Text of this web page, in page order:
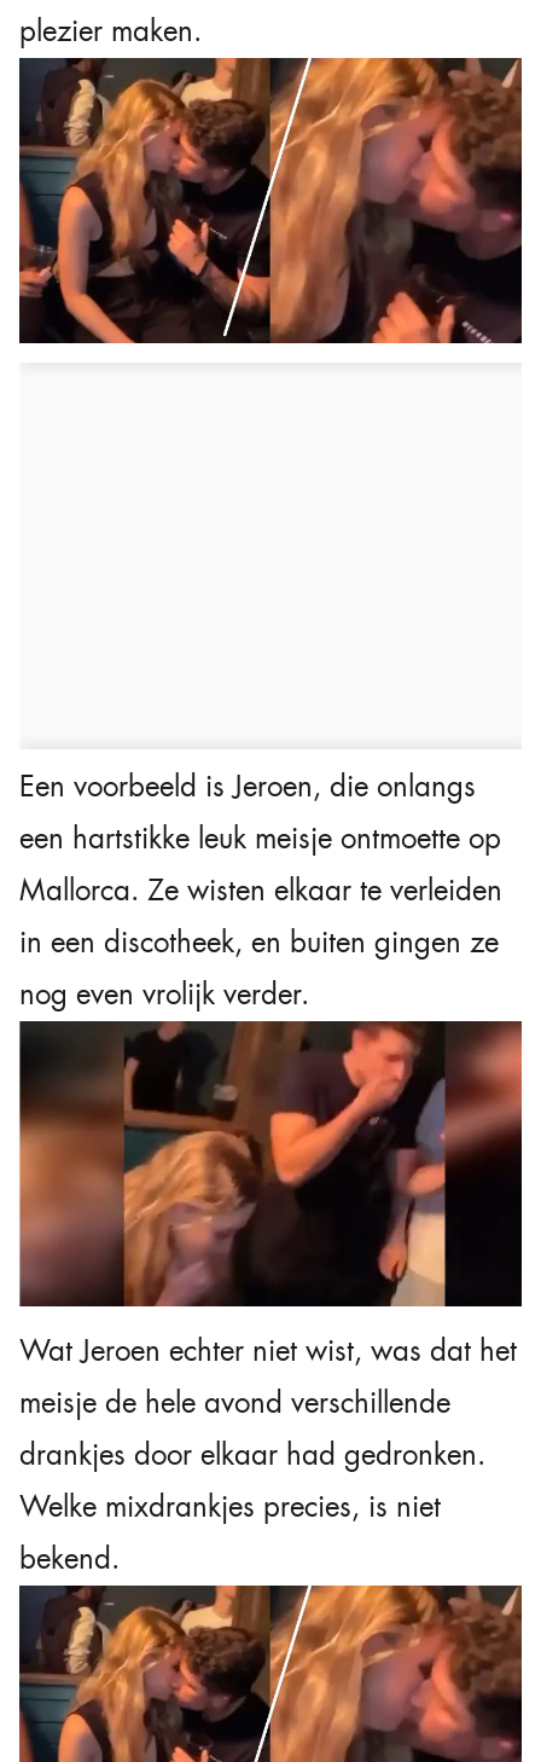
plezier maken.
Een voorbeeld is Jeroen, die onlangs
een hartstikke leuk meisje ontmoette op
Mallorca. Ze wisten elkaar te verleiden
in een discotheek, en buiten gingen ze
nog even vrolijk verder.
Wat Jeroen echter niet wist, was dat het
meisje de hele avond verschillende
drankjes door elkaar had gedronken.
Welke mixdrankjes precies, is niet
bekend.